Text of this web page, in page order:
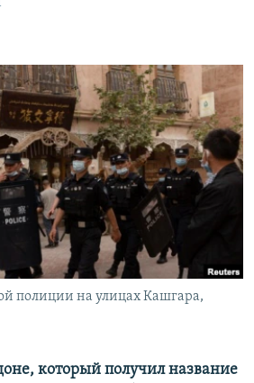
полиции на улицах Кашгара,
который получил название